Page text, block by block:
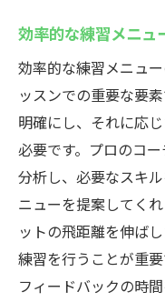
効率的な練習メニュ
効率的な練習メニュ
ッスンでの重要な要
明確にし、それに応
必要です。プロのコ
分析し、必要なスキ
ニューを提案してく
ットの飛距離を伸ば
練習を行うことが重
フィードバックの時